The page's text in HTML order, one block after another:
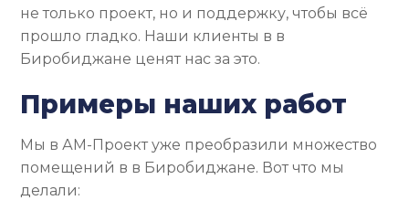
не только проект, но и поддержку, чтобы всё
прошло гладко. Наши клиенты в в
Биробиджане ценят нас за это.
Примеры наших работ
Мы в АМ-Проект уже преобразили множество
помещений в в Биробиджане. Вот что мы
делали: